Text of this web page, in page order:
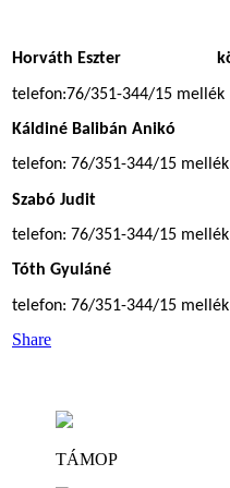
Horváth Eszter
telefon:76/351-344/15
Káldiné Balibán Anikó
telefon: 76/351-344/15
Szabó Judit
telefon: 76/351-344/15
Tóth Gyuláné
telefon: 76/351-344/15
Share
TÁMOP